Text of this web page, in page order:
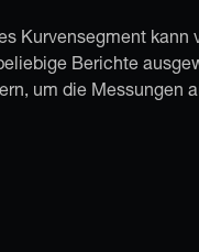
Kurvensegment kann
Berichte
um die Messungen